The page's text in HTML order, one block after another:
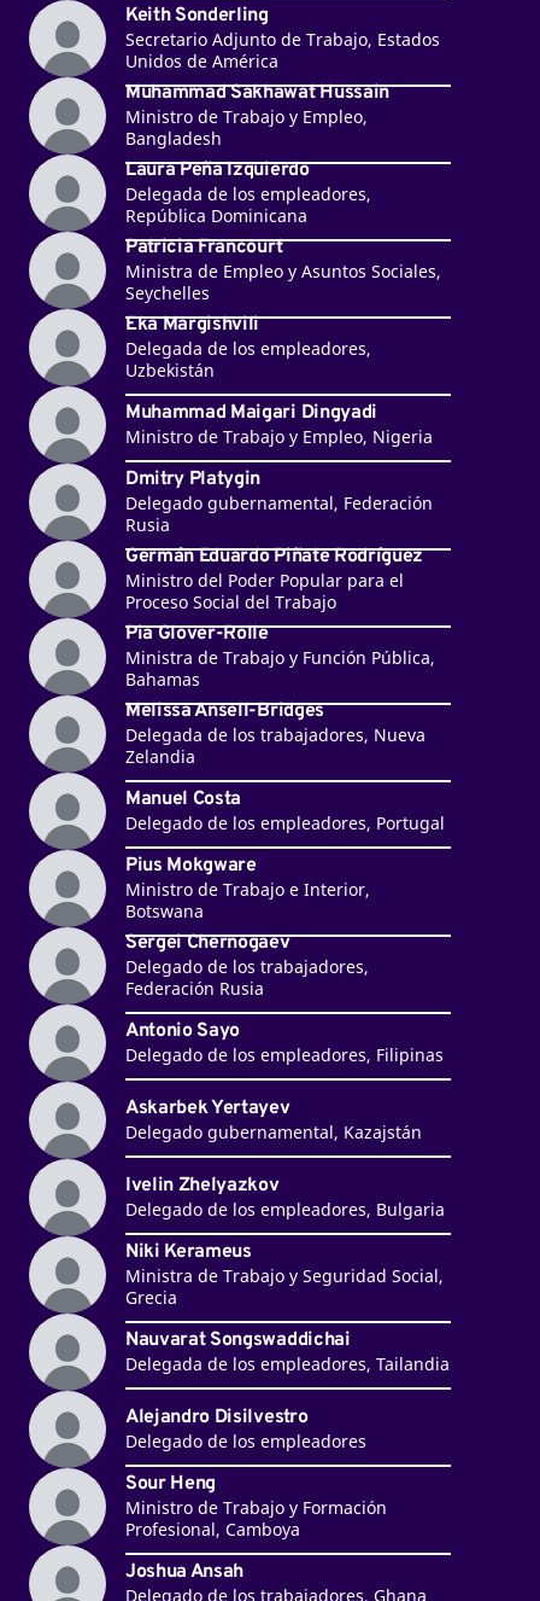
Keith Sonderling
Secretario Adjunto de Trabajo, Estados
Unidos de América
Muhammad Sakhawat Hussain
Ministro de Trabajo y Empleo,
Bangladesh
Laura Peña Izquierdo
Delegada de los empleadores,
República Dominicana
Patricia Francourt
Ministra de Empleo y Asuntos Sociales,
Seychelles
Eka Margishvili
Delegada de los empleadores,
Uzbekistán
Muhammad Maigari Dingyadi
Ministro de Trabajo y Empleo, Nigeria
Dmitry Platygin
Delegado gubernamental, Federación
Rusia
Germán Eduardo Piñate Rodríguez
Ministro del Poder Popular para el
Proceso Social del Trabajo
Pia Glover-Rolle
Ministra de Trabajo y Función Pública,
Bahamas
Melissa Ansell-Bridges
Delegada de los trabajadores, Nueva
Zelandia
Manuel Costa
Delegado de los empleadores, Portugal
Pius Mokgware
Ministro de Trabajo e Interior,
Botswana
Sergei Chernogaev
Delegado de los trabajadores,
Federación Rusia
Antonio Sayo
Delegado de los empleadores, Filipinas
Askarbek Yertayev
Delegado gubernamental, Kazajstán
Ivelin Zhelyazkov
Delegado de los empleadores, Bulgaria
Niki Kerameus
Ministra de Trabajo y Seguridad Social,
Grecia
Nauvarat Songswaddichai
Delegada de los empleadores, Tailandia
Alejandro Disilvestro
Delegado de los empleadores
Sour Heng
Ministro de Trabajo y Formación
Profesional, Camboya
Joshua Ansah
Delegado de los trabajadores, Ghana